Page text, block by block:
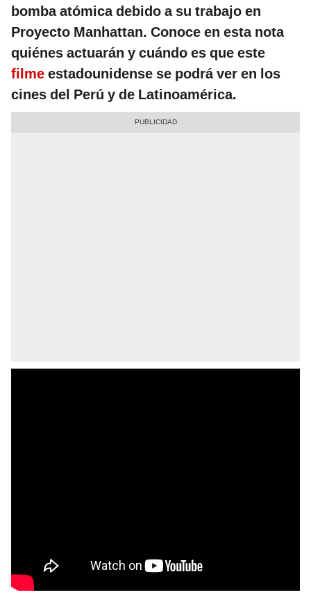
bomba atómica debido a su trabajo en
Proyecto Manhattan. Conoce en esta nota
quiénes actuarán y cuándo es que este
filme estadounidense se podrá ver en los
cines del Perú y de Latinoamérica.